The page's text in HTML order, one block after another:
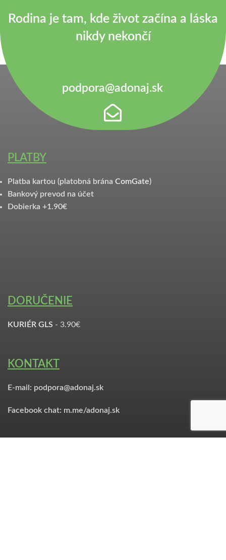
Rodina je tam, kde život začína a láska
nikdy nekončí
podpora@adonaj.sk
PLATBY
Platba kartou (platobná brána ComGate)
Bankový prevod na účet
Dobierka +1.90€
DORUČENIE
KURIÉR GLS - 3.90€
KONTAKT
E-mail: podpora@adonaj.sk
Facebook chat: m.me/adonaj.sk